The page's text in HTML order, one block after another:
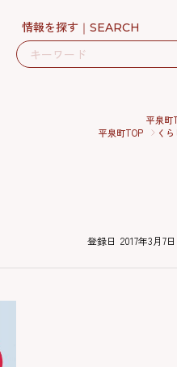
情報を探す SEARCH
平泉町
平泉町TOP
く
登録日 2017年3月7日